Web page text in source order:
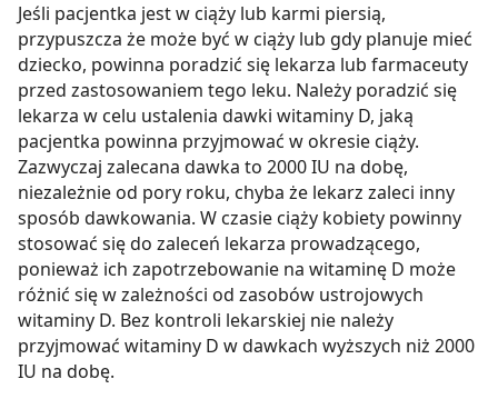
Jeśli pacjentka jest w ciąży lub karmi piersią,
przypuszcza że może być w ciąży lub gdy planuje mieć
dziecko, powinna poradzić się lekarza lub farmaceuty
przed zastosowaniem tego leku. Należy poradzić się
lekarza w celu ustalenia dawki witaminy D, jaką
pacjentka powinna przyjmować w okresie ciąży.
Zazwyczaj zalecana dawka to 2000 IU na dobę,
niezależnie od pory roku, chyba że lekarz zaleci inny
sposób dawkowania. W czasie ciąży kobiety powinny
stosować się do zaleceń lekarza prowadzącego,
ponieważ ich zapotrzebowanie na witaminę D może
różnić się w zależności od zasobów ustrojowych
witaminy D. Bez kontroli lekarskiej nie należy
przyjmować witaminy D w dawkach wyższych niż 2000
IU na dobę.